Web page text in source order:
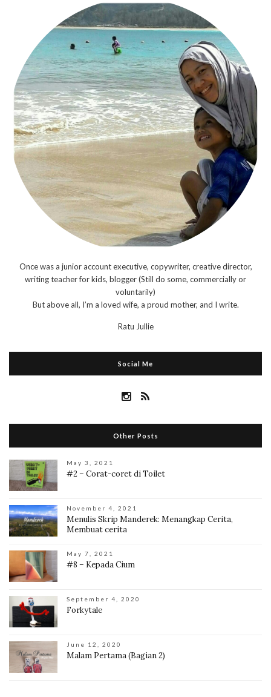
Once was a junior account executive, copywriter, creative director,
writing teacher for kids, blogger (Still do some, commercially or
voluntarily)
But above all, I’m a loved wife, a proud mother, and I write.
Ratu Jullie
Social Me
Other Posts
May 3, 2021
#2 – Corat-coret di Toilet
November 4, 2021
Menulis Skrip Manderek: Menangkap Cerita,
Membuat cerita
May 7, 2021
#8 – Kepada Cium
September 4, 2020
Forkytale
June 12, 2020
Malam Pertama (Bagian 2)